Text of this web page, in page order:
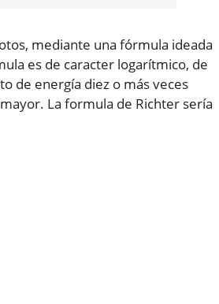
mediante una fórmula ideada
es de caracter logarítmico, de
de energía diez o más veces
La formula de Richter sería